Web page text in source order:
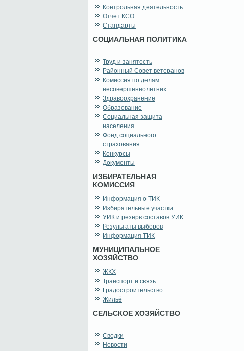
Контрольная деятельность
Отчет КСО
Стандарты
СОЦИАЛЬНАЯ ПОЛИТИКА
Труд и занятость
Районный Совет ветеранов
Комиссия по делам
несовершеннолетних
Здравоохранение
Образование
Социальная защита
населения
Фонд социального
страхования
Конкурсы
Документы
ИЗБИРАТЕЛЬНАЯ
КОМИССИЯ
Информация о ТИК
Избирательные участки
УИК и резерв составов УИК
Результаты выборов
Информация ТИК
МУНИЦИПАЛЬНОЕ
ХОЗЯЙСТВО
ЖКХ
Транспорт и связь
Градостроительство
Жильё
СЕЛЬСКОЕ ХОЗЯЙСТВО
Сводки
Новости